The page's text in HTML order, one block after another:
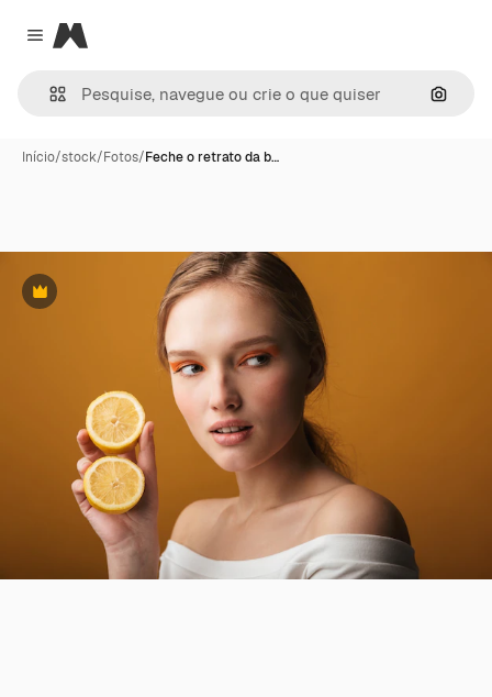
Close menu
Magnific
Início/stock/Fotos/Feche o retrato da b…
Premium